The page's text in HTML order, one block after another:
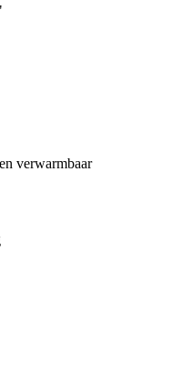
verwarmbaar